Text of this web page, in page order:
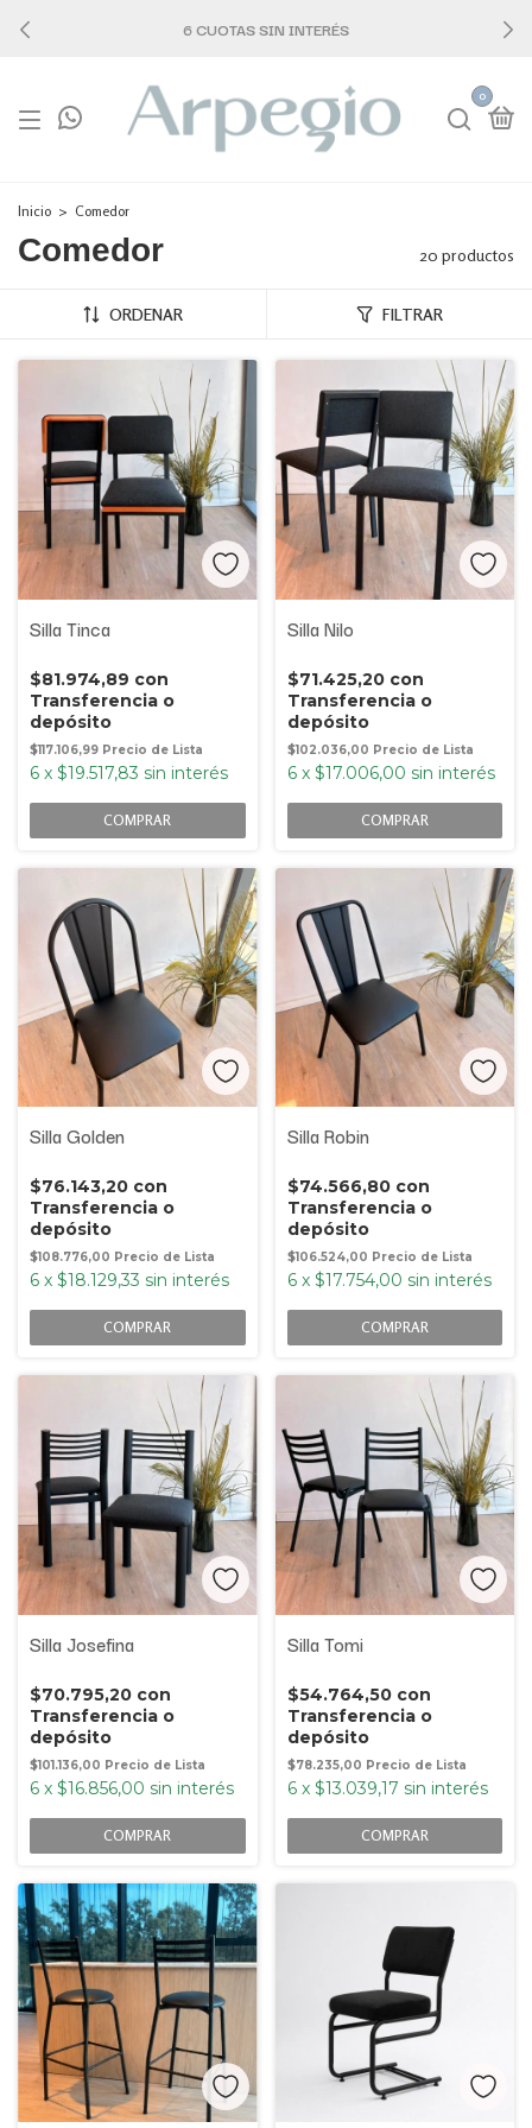
6 CUOTAS SIN INTERÉS
0
Inicio > Comedor
Comedor 20 productos
ORDENAR FILTRAR
Silla Tinca
$117.106,99
$81.974,89 con
Transferencia o
depósito
6 x $19.517,83 sin interés
COMPRAR
Silla Nilo
$102.036,00
$71.425,20 con
Transferencia o
depósito
6 x $17.006,00 sin interés
COMPRAR
Silla Golden
$108.776,00
$76.143,20 con
Transferencia o
depósito
6 x $18.129,33 sin interés
COMPRAR
Silla Robin
$106.524,00
$74.566,80 con
Transferencia o
depósito
6 x $17.754,00 sin interés
COMPRAR
Silla Josefina
$101.136,00
$70.795,20 con
Transferencia o
depósito
6 x $16.856,00 sin interés
COMPRAR
Silla Tomi
$78.235,00
$54.764,50 con
Transferencia o
depósito
6 x $13.039,17 sin interés
COMPRAR